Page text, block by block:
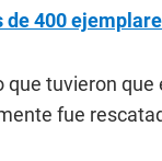
400
tuvieron que
fue